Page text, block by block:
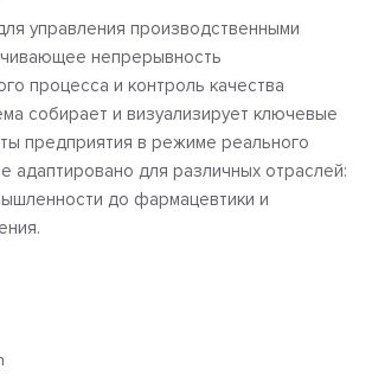
управления производственными
непрерывность
процесса и контроль качества
собирает и визуализирует ключевые
предприятия в режиме реального
адаптировано для различных отраслей:
до фармацевтики и